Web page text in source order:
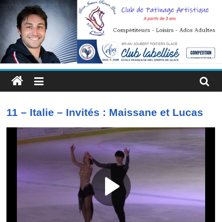
Passer
au
contenu
Brian
Joubert
Poitiers
Glace
enseignement
11 – Italie – Invités : Maissane et Lucas